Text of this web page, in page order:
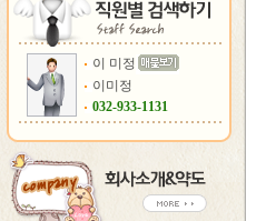
이 미정
이미정
032-933-1131